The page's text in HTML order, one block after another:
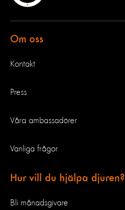
Om oss
Kontakt
Press
Våra ambassadörer
Vanliga frågor
Hur vill du hjälpa djuren?
Bli månadsgivare